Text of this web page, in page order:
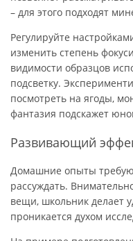
– для этого подходят
Регулируйте
изменить степень
видимости образцов
подсветку.
посмотреть на ягоды,
фантазия подскажет
Развивающий
Домашние опыты
рассуждать.
вещи, школьник делает
проникается духом